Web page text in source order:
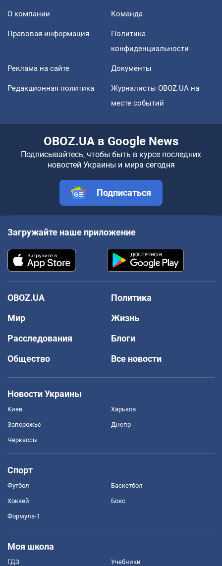
О компании Команда
Правовая информация
Политика
конфиденциальности
Реклама на сайте Документы
Редакционная политика
Журналисты OBOZ.UA на
месте событий
OBOZ.UA в Google News
Подписывайтесь, чтобы быть в курсе последних
новостей Украины и мира сегодня
Подписаться
Загружайте наше приложение
OBOZ.UA
Политика
Мир
Жизнь
Расследования
Блоги
Общество
Все новости
Новости Украины
Киев Харьков
Запорожье Днепр
Черкассы
Спорт
Футбол Баскетбол
Хоккей Бокс
Формула-1
Моя школа
ГДЗ Учебники